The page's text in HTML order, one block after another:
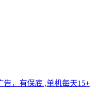
，有保底 ,单机每天15+